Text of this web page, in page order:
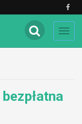
bezpłatna